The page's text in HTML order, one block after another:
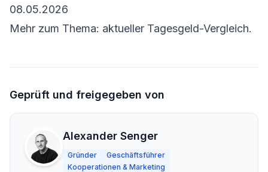
08.05.2026
Mehr zum Thema: aktueller Tagesgeld-Vergleich.
Geprüft und freigegeben von
Alexander Senger
Gründer
Geschäftsführer
Kooperationen & Marketing